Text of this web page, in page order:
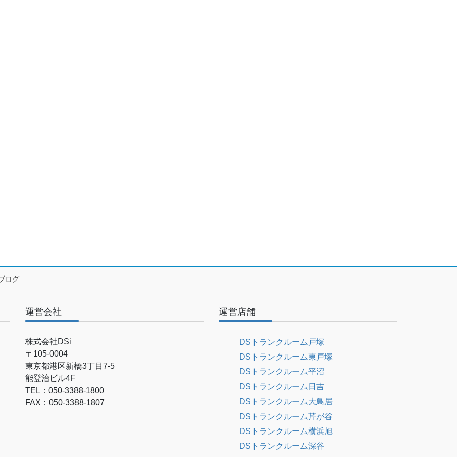
ログ
運営会社
株式会社DSi
〒105-0004
東京都港区新橋3丁目7-5
能登治ビル4F
TEL：050-3388-1800
FAX：050-3388-1807
運営店舗
DSトランクルーム戸塚
DSトランクルーム東戸塚
DSトランクルーム平沼
DSトランクルーム日吉
DSトランクルーム大鳥居
DSトランクルーム芹が谷
DSトランクルーム横浜旭
DSトランクルーム深谷